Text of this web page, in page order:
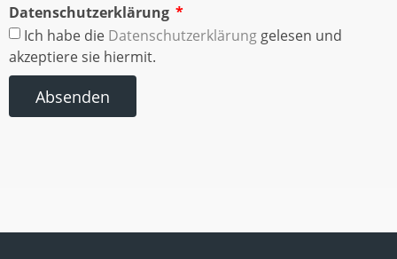
Datenschutzerklärung
Ich habe die Datenschutzerklärung gelesen und
akzeptiere sie hiermit.
Absenden